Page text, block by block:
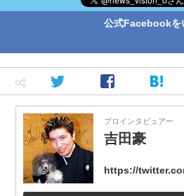
公式Facebookを
プロインタビュアー
吉田豪
https://